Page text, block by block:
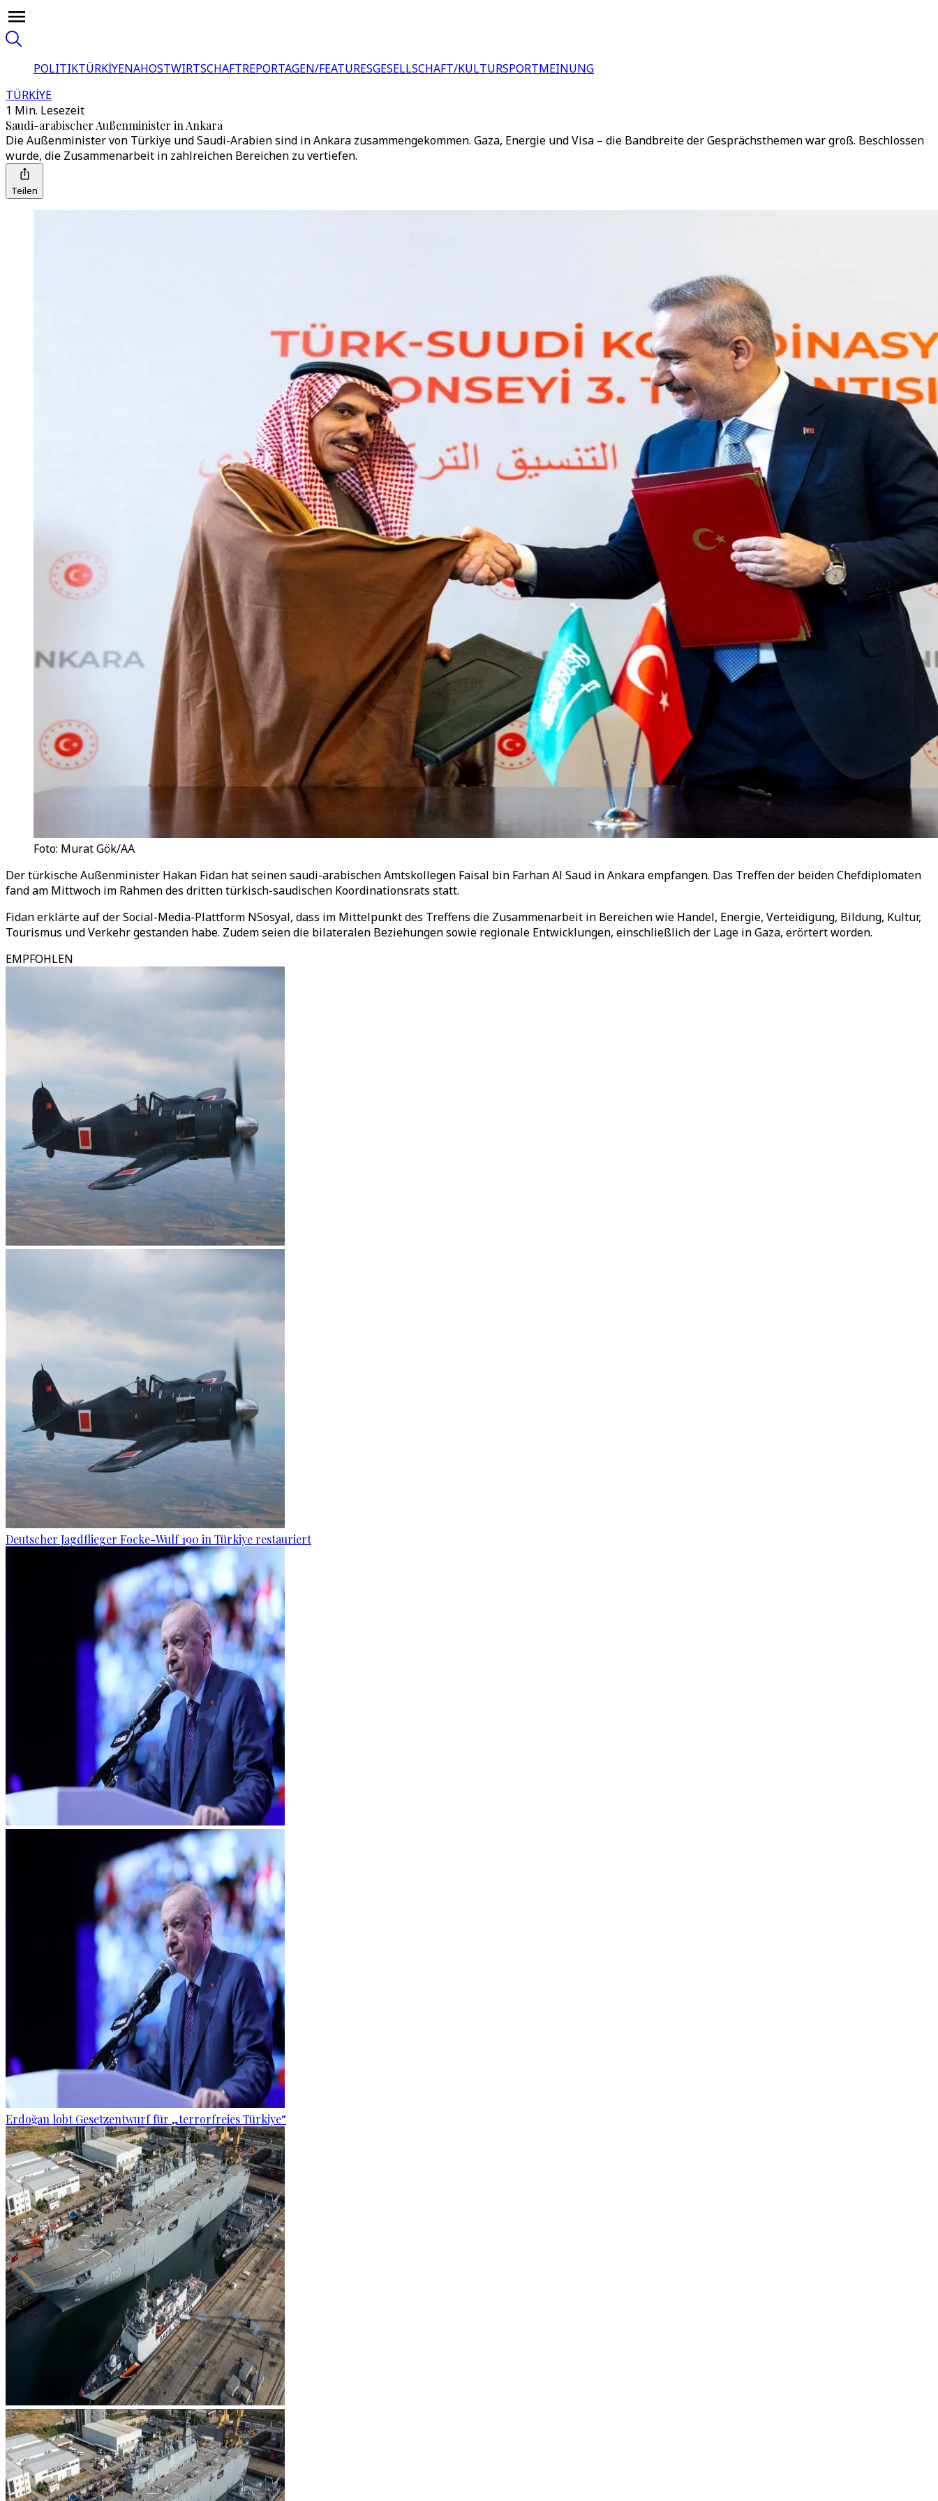
POLITIKTÜRKİYENAHOSTWIRTSCHAFTREPORTAGEN/FEATURESGESELLSCHAFT/KULTURSPORTMEINUNG
TÜRKİYE
1 Min. Lesezeit
Saudi-arabischer Außenminister in Ankara
Die Außenminister von Türkiye und Saudi-Arabien sind in Ankara zusammengekommen. Gaza, Energie und Visa – die Bandbreite der Gesprächsthemen war groß. Beschlossen
wurde, die Zusammenarbeit in zahlreichen Bereichen zu vertiefen.
Teilen
Foto: Murat Gök/AA
Der türkische Außenminister Hakan Fidan hat seinen saudi-arabischen Amtskollegen Faisal bin Farhan Al Saud in Ankara empfangen. Das Treffen der beiden Chefdiplomaten
fand am Mittwoch im Rahmen des dritten türkisch-saudischen Koordinationsrats statt.
Fidan erklärte auf der Social-Media-Plattform NSosyal, dass im Mittelpunkt des Treffens die Zusammenarbeit in Bereichen wie Handel, Energie, Verteidigung, Bildung, Kultur,
Tourismus und Verkehr gestanden habe. Zudem seien die bilateralen Beziehungen sowie regionale Entwicklungen, einschließlich der Lage in Gaza, erörtert worden.
EMPFOHLEN
Deutscher Jagdflieger Focke-Wulf 190 in Türkiye restauriert
Erdoğan lobt Gesetzentwurf für „terrorfreies Türkiye“